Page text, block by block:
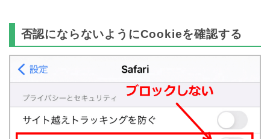
否認にならないようにCookieを確認する